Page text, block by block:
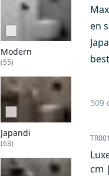
Modern
(55)
Japandi
(63)
en
509
cm